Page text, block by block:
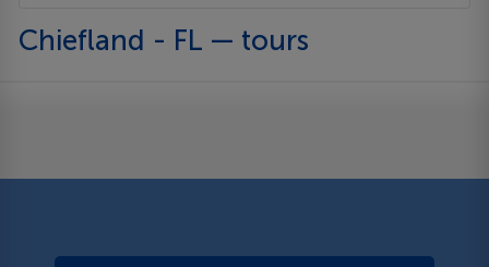
Chiefland - FL — tours